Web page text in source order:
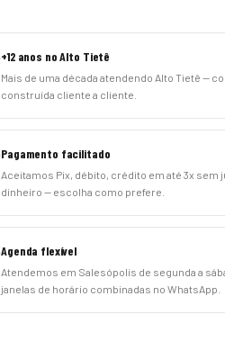
+12 anos no Alto Tietê
Mais de uma década atendendo Alto Tietê —
construída cliente a cliente.
Pagamento facilitado
Aceitamos Pix, débito, crédito em até 3x sem
dinheiro — escolha como prefere.
Agenda flexível
Atendemos em Salesópolis de segunda a
janelas de horário combinadas no WhatsApp.